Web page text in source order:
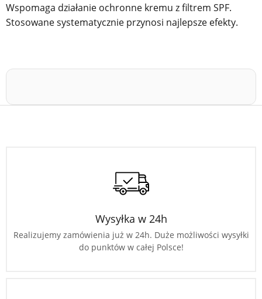
Wspomaga działanie ochronne kremu z filtrem SPF.
Stosowane systematycznie przynosi najlepsze efekty.
Wysyłka w 24h
Realizujemy zamówienia już w 24h. Duże możliwości wysyłki
do punktów w całej Polsce!